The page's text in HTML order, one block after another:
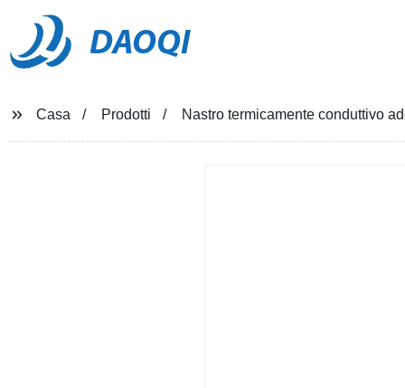
DAOQI
Casa Prodotti Nastro termicamente conduttivo